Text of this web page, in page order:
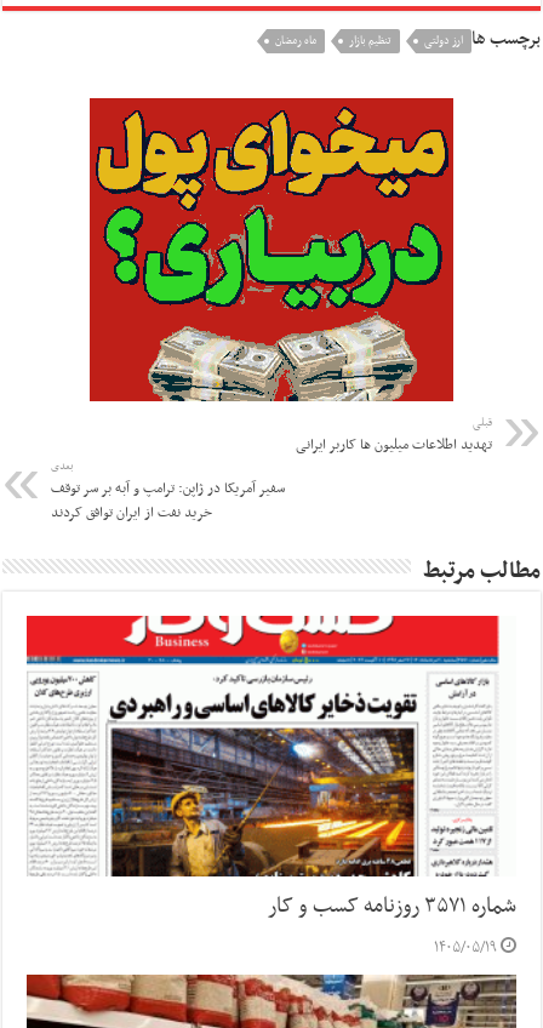
برچسب ها ارز دولتی تنظیم بازار ماه رمضان
قبلی
تهدید اطلاعات میلیون ها کاربر ایرانی
بعدی
سفیر آمریکا در ژاپن: ترامپ و آبه بر سر توقف
خرید نفت از ایران توافق کردند
مطالب مرتبط
شماره ۳۵۷۱ روزنامه کسب و کار
۱۴۰۵/۰۵/۱۹